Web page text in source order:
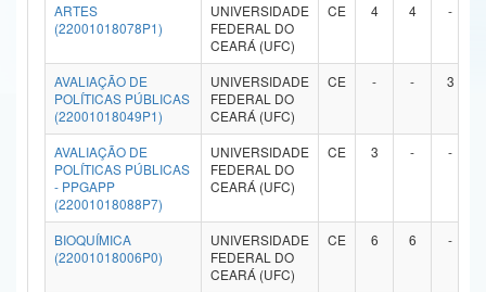
Gabinete de Segurança Institucional
Advocacia-Geral da União
Banco Central do Brasil
ARTES
(22001018078P1)
UNIVERSIDADE
FEDERAL DO
CEARÁ (UFC)
CE 4 4 -
AVALIAÇÃO DE
POLÍTICAS PÚBLICAS
(22001018049P1)
UNIVERSIDADE
FEDERAL DO
CEARÁ (UFC)
CE - - 3
AVALIAÇÃO DE
POLÍTICAS PÚBLICAS
- PPGAPP
(22001018088P7)
UNIVERSIDADE
FEDERAL DO
CEARÁ (UFC)
CE 3 - -
BIOQUÍMICA
(22001018006P0)
UNIVERSIDADE
FEDERAL DO
CEARÁ (UFC)
CE 6 6 -